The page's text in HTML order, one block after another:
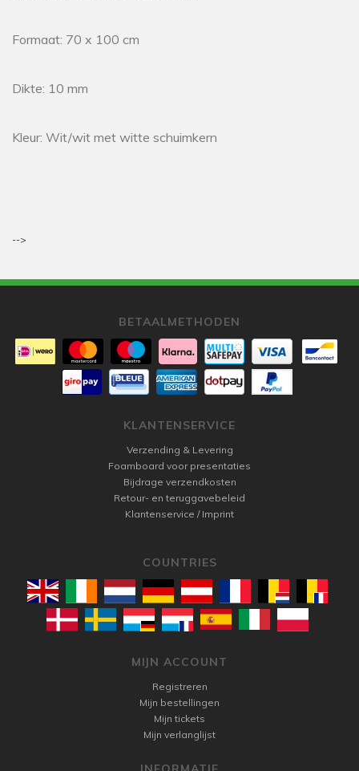
Formaat: 70 x 100 cm
Dikte: 10 mm
Kleur: Wit/wit met witte schuimkern
-->
BETAALMETHODEN
KLANTENSERVICE
Verzending & Levering
Foamboard voor presentaties
Bijdrage verzendkosten
Retour- en teruggavebeleid
Klantenservice / Imprint
COUNTRIES
MIJN ACCOUNT
Registreren
Mijn bestellingen
Mijn tickets
Mijn verlanglijst